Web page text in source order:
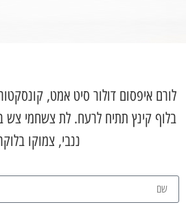
לורם איפסום דולור סיט אמט,
בלוף קינץ תתיח לרעח. לת צשחמי צש
ננבי, צמוקו